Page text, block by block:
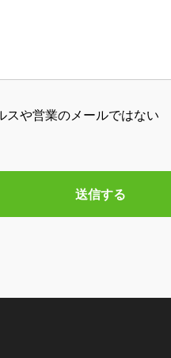
スや営業のメールではない